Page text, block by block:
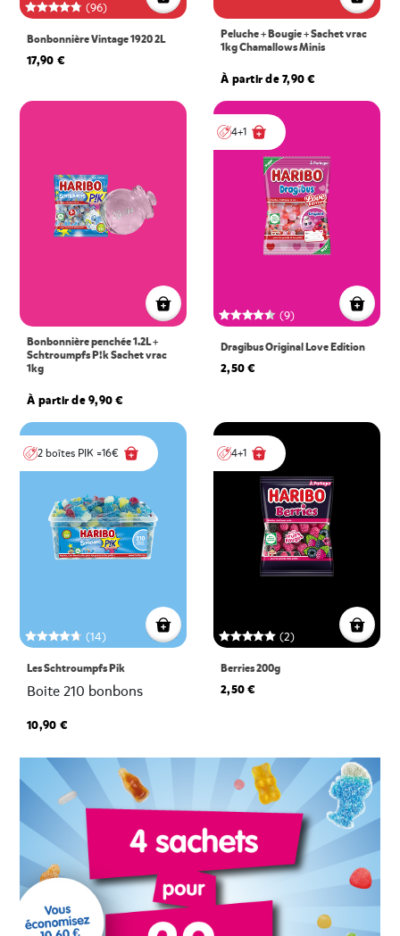
(96)
Bonbonnière Vintage 1920 2L
17,90 €
Peluche + Bougie + Sachet vrac
1kg Chamallows Minis
À partir de 7,90 €
Bonbonnière penchée 1.2L +
Schtroumpfs P!k Sachet vrac
1kg
À partir de 9,90 €
(9)
4+1
Dragibus Original Love Edition
2,50 €
(14)
2 boîtes PIK =16€
Les Schtroumpfs Pik
Boite 210 bonbons
10,90 €
(2)
4+1
Berries 200g
2,50 €